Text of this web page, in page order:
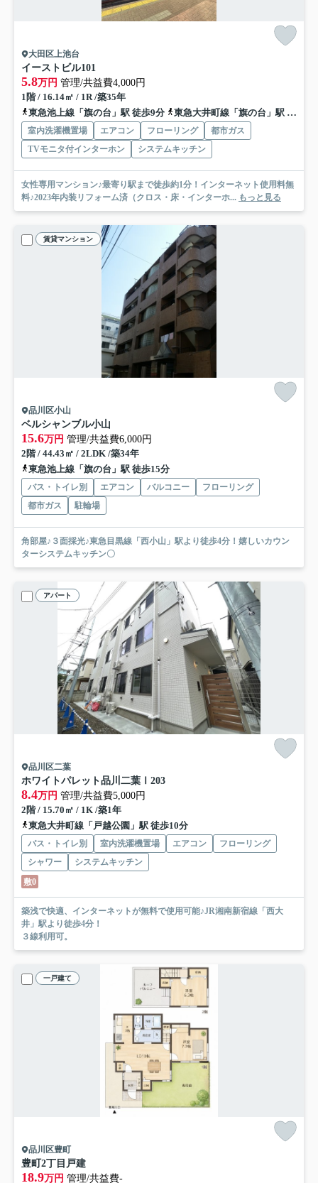
大田区上池台
イーストビル101
5.8万円 管理/共益費4,000円
1階 / 16.14㎡ / 1R /築35年
東急池上線「旗の台」駅 徒歩9分
東急大井町線「旗の台」駅 徒歩9分
室内洗濯機置場 エアコン フローリング
都市ガス
TVモニタ付インターホン
システムキッチン
女性専用マンション♪最寄り駅まで徒歩約1分！インターネット使用料無
料♪2023年内装リフォーム済（クロス・床・インターホ... もっと見る
賃貸マンション
品川区小山
ベルシャンブル小山
15.6万円 管理/共益費6,000円
2階 / 44.43㎡ / 2LDK /築34年
東急池上線「旗の台」駅 徒歩15分
バス・トイレ別 エアコン バルコニー
フローリング
都市ガス
駐輪場
角部屋♪３面採光♪東急目黒線「西小山」駅より徒歩4分！嬉しいカウン
ターシステムキッチン〇
アパート
品川区二葉
ホワイトパレット品川二葉Ⅰ 203
8.4万円 管理/共益費5,000円
2階 / 15.70㎡ / 1K /築1年
東急大井町線「戸越公園」駅 徒歩10分
バス・トイレ別 室内洗濯機置場 エアコン
フローリング
シャワー
システムキッチン
敷0
築浅で快適、インターネットが無料で使用可能♪JR湘南新宿線「西大
井」駅より徒歩4分！
３線利用可。
一戸建て
品川区豊町
豊町2丁目戸建
18.9万円 管理/共益費-